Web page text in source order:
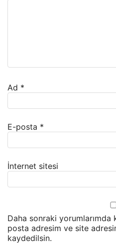
Ad *
E-posta *
İnternet sitesi
Daha sonraki yorumlarımda
posta adresim ve site
kaydedilsin.